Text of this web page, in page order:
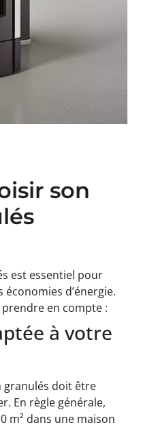
son
est essentiel pour
d’énergie.
en compte :
à votre
granulés doit être
En règle générale,
m² dans une maison